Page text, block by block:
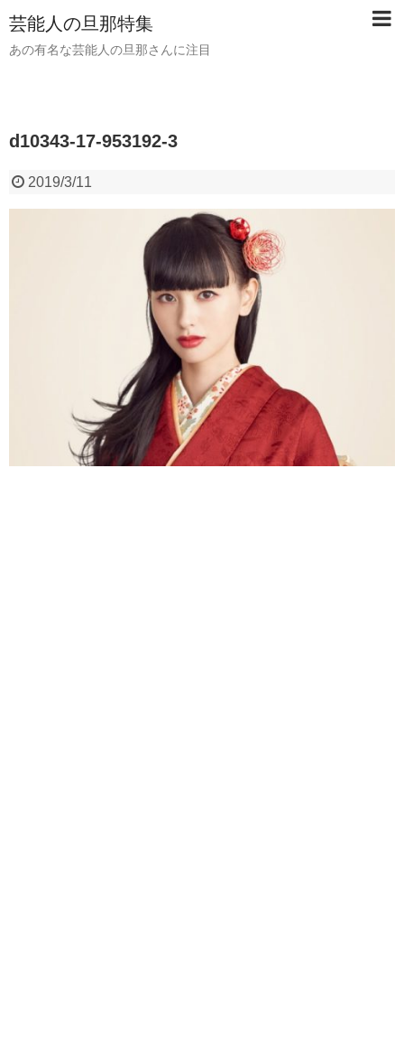
芸能人の旦那特集
あの有名な芸能人の旦那さんに注目
d10343-17-953192-3
2019/3/11